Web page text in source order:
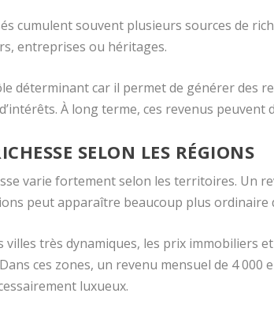
cumulent souvent plusieurs sources de
entreprises ou héritages.
déterminant car il permet de générer des
À long terme, ces revenus peuvent
SELON LES RÉGIONS
varie fortement selon les territoires. Un
peut apparaître beaucoup plus ordinaire
villes très dynamiques, les prix immobiliers
ces zones, un revenu mensuel de 4
luxueux.